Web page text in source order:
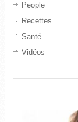
People
Recettes
Santé
Vidéos